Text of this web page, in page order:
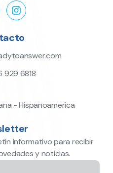
929 6818
- Hispanoamerica
informativo para recibir
y noticias.